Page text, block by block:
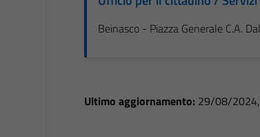
Beinasco - Piazza Generale C.A.
Ultimo aggiornamento: 29/08/